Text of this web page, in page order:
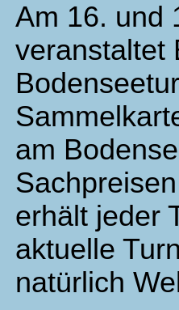
Am 16. und
veranstaltet
am
erhält jeder
aktuelle
natürlich